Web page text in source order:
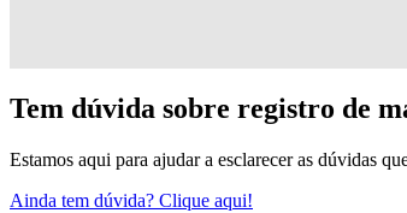
Tem dúvida sobre registro de
Estamos aqui para ajudar a esclarecer as dúvidas
Ainda tem dúvida? Clique aqui!